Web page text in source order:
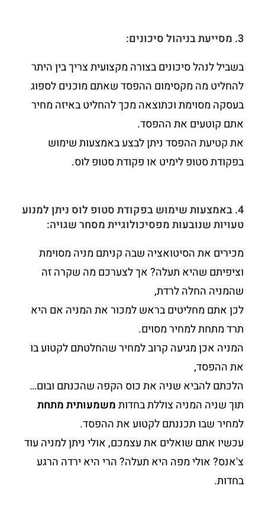
3. מסייעת בניהול סיכונים:
בשביל לנהל סיכונים בצורה מקצועית צריך בין היתר
להחליט מה מקסימום ההפסד שאתם מוכנים לספוג
בעסקה מסוימת וכתוצאה מכך להחליט באיזה מחיר
אתם קוטעים את ההפסד.
את קטיעת ההפסד ניתן לבצע באמצעות שימוש
בפקודת סטופ לימיט או פקודת סטופ לוס.
4. באמצעות שימוש בפקודת סטופ לוס ניתן למנוע
טעויות שנובעות מפסיכולוגיית מסחר שגויה:
מכירים את הסיטואציה שבה קניתם מניה מסוימת
וציפיתם שהיא תעלה? אך לצערכם מה שקרה זה
שהמניה החלה לרדת,
לכן אתם מחליטים בראש למכור את המניה אם היא
תרד מתחת למחיר מסוים.
המניה אכן מגיעה קרוב למחיר שהחלטתם לקטוע בו
את ההפסד,
הלכתם להביא שניה את כוס הקפה שהכנתם ובום…
תוך שניה המניה צוללת בחדותמשמעותית מתחת
למחיר שבו תכננתם לקטוע את ההפסד.
עכשיו אתם שואלים את עצמכם, אולי ניתן למניה עוד
צ'אנס? אולי מפה היא תעלה? הרי היא ירדה הרגע
בחדות.